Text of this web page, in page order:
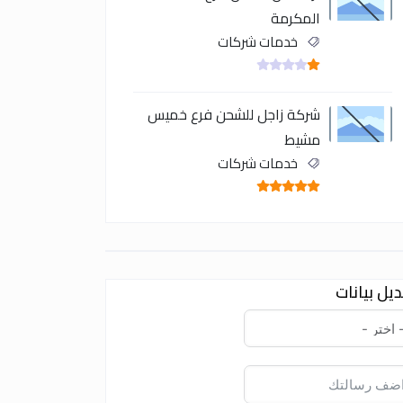
المكرمة
خدمات شركات
شركة زاجل للشحن فرع خميس
مشيط
خدمات شركات
بيانات